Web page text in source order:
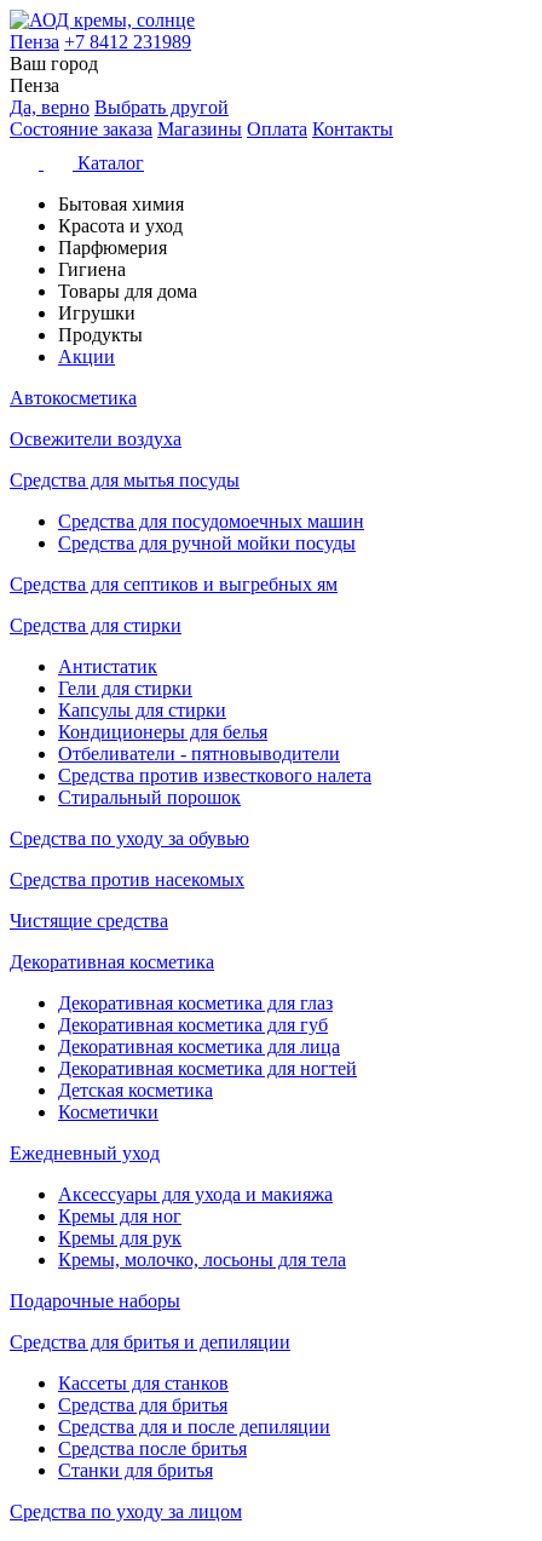
Пенза +7 8412 231989
Ваш город
Пенза
Да, верно Выбрать другой
Состояние заказа Магазины Оплата Контакты
Каталог
Бытовая химия
Красота и уход
Парфюмерия
Гигиена
Товары для дома
Игрушки
Продукты
Акции
Автокосметика
Освежители воздуха
Средства для мытья посуды
Средства для посудомоечных машин
Средства для ручной мойки посуды
Средства для септиков и выгребных ям
Средства для стирки
Антистатик
Гели для стирки
Капсулы для стирки
Кондиционеры для белья
Отбеливатели - пятновыводители
Средства против известкового налета
Стиральный порошок
Средства по уходу за обувью
Средства против насекомых
Чистящие средства
Декоративная косметика
Декоративная косметика для глаз
Декоративная косметика для губ
Декоративная косметика для лица
Декоративная косметика для ногтей
Детская косметика
Косметички
Ежедневный уход
Аксессуары для ухода и макияжа
Кремы для ног
Кремы для рук
Кремы, молочко, лосьоны для тела
Подарочные наборы
Средства для бритья и депиляции
Кассеты для станков
Средства для бритья
Средства для и после депиляции
Средства после бритья
Станки для бритья
Средства по уходу за лицом